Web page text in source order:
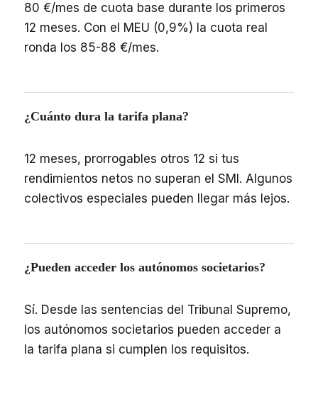
80 €/mes de cuota base durante los primeros
12 meses. Con el MEU (0,9%) la cuota real
ronda los 85-88 €/mes.
¿Cuánto dura la tarifa plana?
12 meses, prorrogables otros 12 si tus
rendimientos netos no superan el SMI. Algunos
colectivos especiales pueden llegar más lejos.
¿Pueden acceder los autónomos societarios?
Sí. Desde las sentencias del Tribunal Supremo,
los autónomos societarios pueden acceder a
la tarifa plana si cumplen los requisitos.